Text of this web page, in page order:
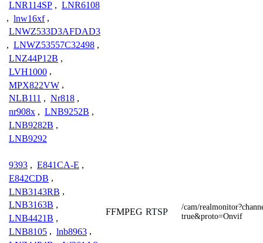
LNR114SP , LNR6108
, lnw16xf ,
LNWZ533D3AFDAD3
, LNWZ53557C32498 ,
LNZ44P12B ,
LVH1000 ,
MPX822VW ,
NLB111 , Nr818 ,
nr908x , LNB9252B ,
LNB9282B ,
LNB9292
9393 , E841CA-E ,
E842CDB ,
LNB3143RB ,
LNB3163B ,
LNB4421B ,
LNB8105 , lnb8963 ,
FFMPEG RTSP
/cam/
true&proto=Onvif